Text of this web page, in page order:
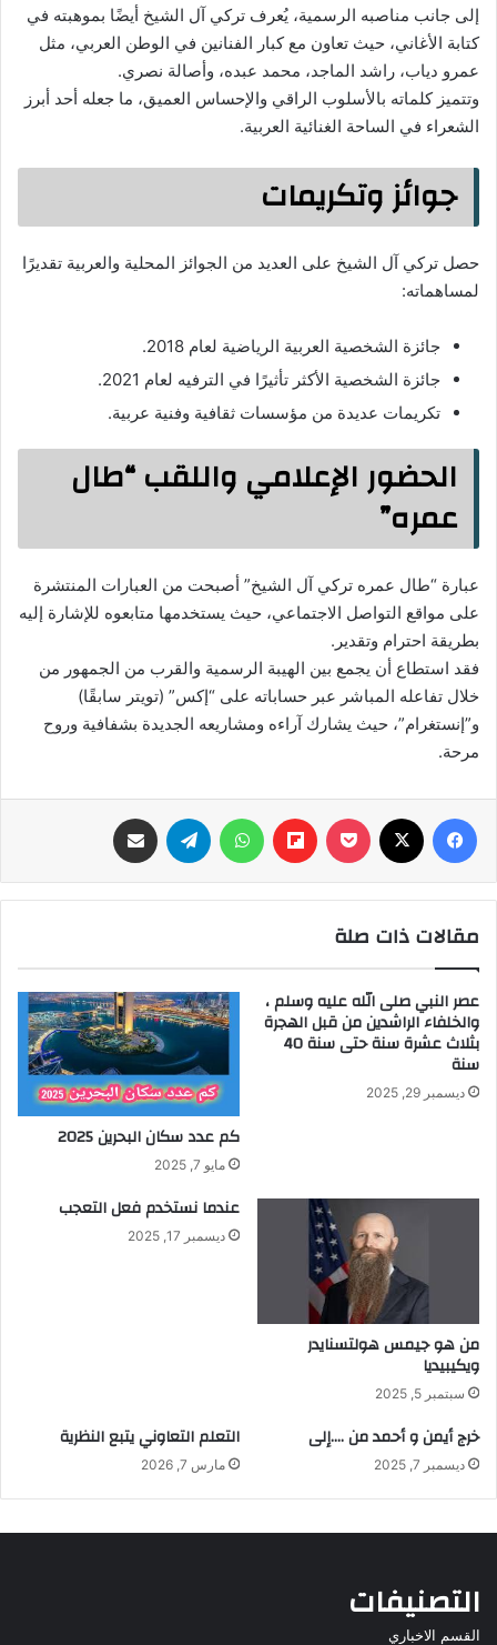
إلى جانب مناصبه الرسمية، يُعرف تركي آل الشيخ أيضًا بموهبته في
كتابة الأغاني، حيث تعاون مع كبار الفنانين في الوطن العربي، مثل
عمرو دياب، راشد الماجد، محمد عبده، وأصالة نصري.
وتتميز كلماته بالأسلوب الراقي والإحساس العميق، ما جعله أحد أبرز
الشعراء في الساحة الغنائية العربية.
جوائز وتكريمات
حصل تركي آل الشيخ على العديد من الجوائز المحلية والعربية تقديرًا
لمساهماته:
جائزة الشخصية العربية الرياضية لعام 2018.
جائزة الشخصية الأكثر تأثيرًا في الترفيه لعام 2021.
تكريمات عديدة من مؤسسات ثقافية وفنية عربية.
الحضور الإعلامي واللقب “طال
عمره”
عبارة “طال عمره تركي آل الشيخ” أصبحت من العبارات المنتشرة
على مواقع التواصل الاجتماعي، حيث يستخدمها متابعوه للإشارة إليه
بطريقة احترام وتقدير.
فقد استطاع أن يجمع بين الهيبة الرسمية والقرب من الجمهور من
خلال تفاعله المباشر عبر حساباته على “إكس” (تويتر سابقًا)
و”إنستغرام”، حيث يشارك آراءه ومشاريعه الجديدة بشفافية وروح
مرحة.
فيسبوك ‫Pocket
Flipboard واتساب تيلقرام
مقالات ذات صلة
عصر النبي صلى الله عليه وسلم ،
والخلفاء الراشدين من قبل الهجرة
بثلاث عشرة سنة حتى سنة 40
سنة
ديسمبر 29, 2025
كم عدد سكان البحرين 2025
مايو 7, 2025
من هو جيمس هولتسنايدر
ويكيبيديا
سبتمبر 5, 2025
عندما نستخدم فعل التعجب
ديسمبر 17, 2025
خرج أيمن و أحمد من ….إلى
ديسمبر 7, 2025
التعلم التعاوني يتبع النظرية
مارس 7, 2026
التصنيفات
القسم الاخباري